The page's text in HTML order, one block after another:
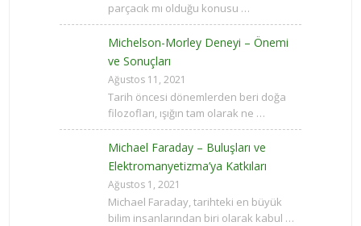
parçacık mı olduğu konusu …
Michelson-Morley Deneyi – Önemi
ve Sonuçları
Ağustos 11, 2021
Tarih öncesi dönemlerden beri doğa
filozofları, ışığın tam olarak ne …
Michael Faraday – Buluşları ve
Elektromanyetizma’ya Katkıları
Ağustos 1, 2021
Michael Faraday, tarihteki en büyük
bilim insanlarından biri olarak kabul …